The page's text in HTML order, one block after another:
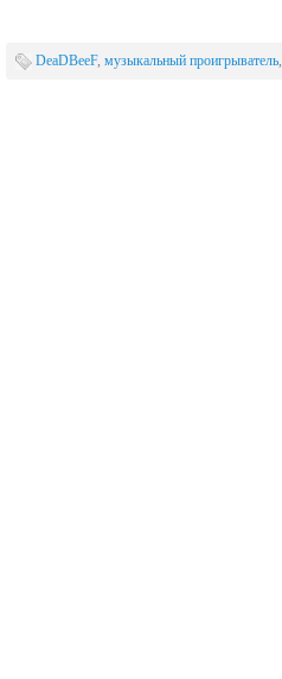
DeaDBeeF, музыкальный проигрыватель,